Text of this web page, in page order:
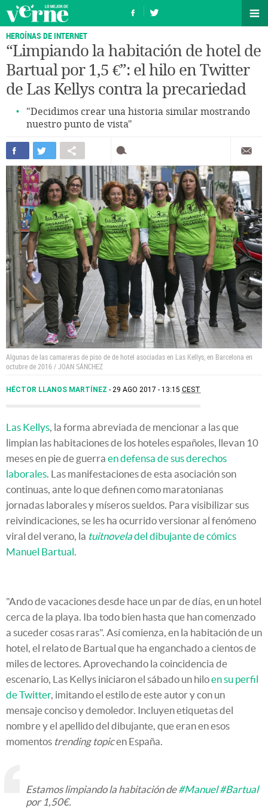
HEROÍNAS DE INTERNET
“Limpiando la habitación de hotel de
Bartual por 1,5 €”: el hilo en Twitter
de Las Kellys contra la precariedad
"Decidimos crear una historia similar mostrando
nuestro punto de vista"
Algunas de las camareras de piso de de hotel asociadas en Las Kellys, en Barcelona en
octubre de 2016 / JOAN SÁNCHEZ
HÉCTOR LLANOS MARTÍNEZ 29 AGO 2017 - 13:15 CEST
Las Kellys, la forma abreviada de mencionar a las que
limpian las habitaciones de los hoteles españoles, llevan 10
meses en pie de guerra en defensa de sus derechos
laborales. Las manifestaciones de esta asociación son
continuas, ante lo que definen como maratonianas
jornadas laborales y míseros sueldos. Para visibilizar sus
reivindicaciones, se les ha ocurrido versionar al fenómeno
viral del verano, la tuitnoveladel dibujante de cómics
Manuel Bartual.
"Ando de vacaciones desde hace un par de días, en un hotel
cerca de la playa. Iba todo bien hasta que han comenzado
a suceder cosas raras". Así comienza, en la habitación de un
hotel, el relato de Bartual que ha enganchado a cientos de
miles de lectores. Aprovechando la coincidencia de
escenario, Las Kellys iniciaron el sábado un hiloen su perfil
de Twitter, imitando el estilo de este autor y con un
mensaje conciso y demoledor. Incluyen etiquetas del
nombre y el apellido del dibujante, que eran en esos
momentos trending topicen España.
Estamos limpiando la habitación de#Manuel #Bartual
por 1,50€.